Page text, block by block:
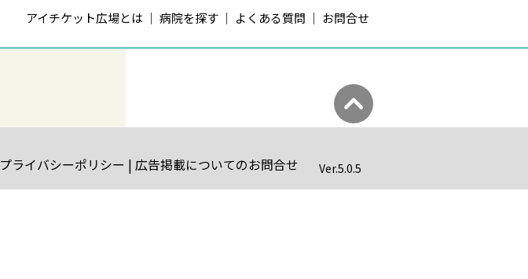
アイチケット広場とは 病院を探す よくある質問 お問合せ
プライバシーポリシー 広告掲載についてのお問合せ Ver.5.0.5